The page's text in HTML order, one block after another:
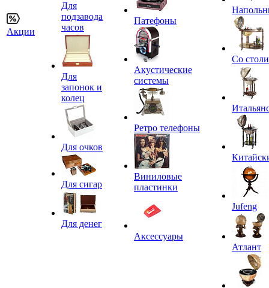
Акции
Для
подзавода
часов
Для
запонок и
колец
Для очков
Для сигар
Для денег
Патефоны
Акустические
системы
Ретро телефоны
Виниловые
пластинки
Аксессуары
Со
Jufeng
Атлант